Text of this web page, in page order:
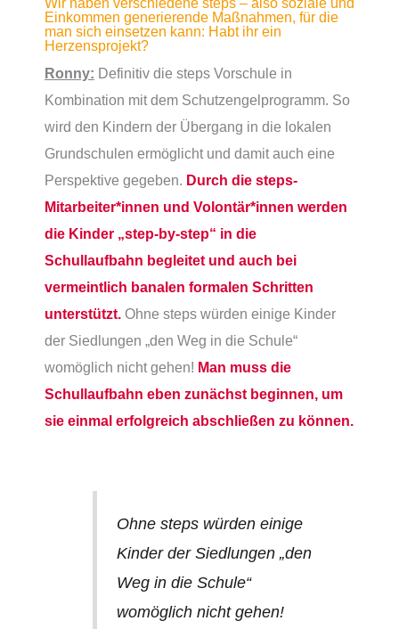
Einkommen generierende Maßnahmen, für die
man sich einsetzen kann: Habt ihr ein
Herzensprojekt?
Ronny: Definitiv die steps Vorschule in
Kombination mit dem Schutzengelprogramm. So
wird den Kindern der Übergang in die lokalen
Grundschulen ermöglicht und damit auch eine
Perspektive gegeben. Durch die steps-
Mitarbeiter*innen und Volontär*innen werden
die Kinder „step-by-step“ in die
Schullaufbahn begleitet und auch bei
vermeintlich banalen formalen Schritten
unterstützt. Ohne steps würden einige Kinder
der Siedlungen „den Weg in die Schule“
womöglich nicht gehen! Man muss die
Schullaufbahn eben zunächst beginnen, um
sie einmal erfolgreich abschließen zu können.
Ohne steps würden einige
Kinder der Siedlungen „den
Weg in die Schule“
womöglich nicht gehen!